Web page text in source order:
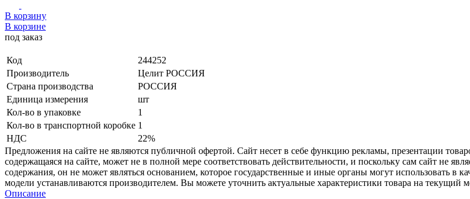
В корзину
В корзине
под заказ
Код
244252
Производитель
Целит РОССИЯ
Страна производства
РОССИЯ
Единица измерения
шт
Кол-во в упаковке
1
Кол-во в транспортной коробке 1
НДС
22%
Предложения на сайте не являются публичной офертой. Сайт несет в себе функцию рекламы, презентации
содержащаяся на сайте, может не в полной мере соответствовать действительности, и поскольку сам сайт не
содержания, он не может являться основанием, которое государственные и иные органы могут использовать в
модели устанавливаются производителем. Вы можете уточнить актуальные характеристики товара на текущий
Описание